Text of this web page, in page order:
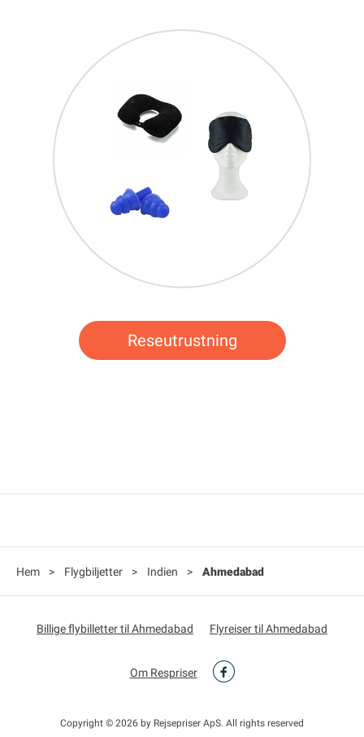
Reseutrustning
Hem > Flygbiljetter > Indien > Ahmedabad
Billige flybilletter til Ahmedabad Flyreiser til Ahmedabad
Om Respriser
Copyright © 2026 by Rejsepriser ApS. All rights reserved